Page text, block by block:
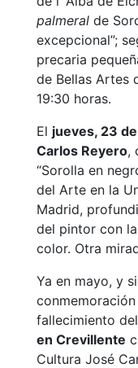
palmeral de
excepcional”;
precaria
de Bellas Artes
19:30 horas.
El jueves, 23
Carlos Reyero,
“Sorolla en
del Arte en la
Madrid,
del pintor con
color. Otra
Ya en mayo, y
fallecimiento
en Crevillente
Cultura José